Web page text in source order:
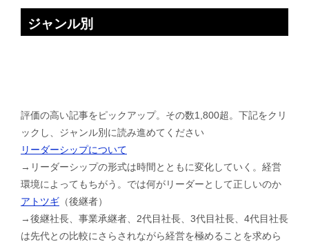
ジャンル別
評価の高い記事をピックアップ。その数1,800超。下記をクリ
ックし、ジャンル別に読み進めてください
リーダーシップについて
→リーダーシップの形式は時間とともに変化していく。経営
環境によってもちがう。では何がリーダーとして正しいのか
アトツギ （後継者）
→後継社長、事業承継者、2代目社長、3代目社長、4代目社長
は先代との比較にさらされながら経営を極めることを求めら